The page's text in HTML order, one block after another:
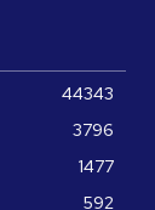
44343
3796
1477
592